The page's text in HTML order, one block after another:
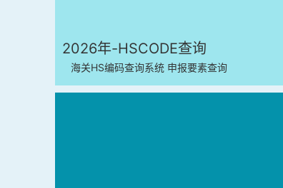
2026年-HSCODE查询
海关HS编码查询系统 申报要素查询